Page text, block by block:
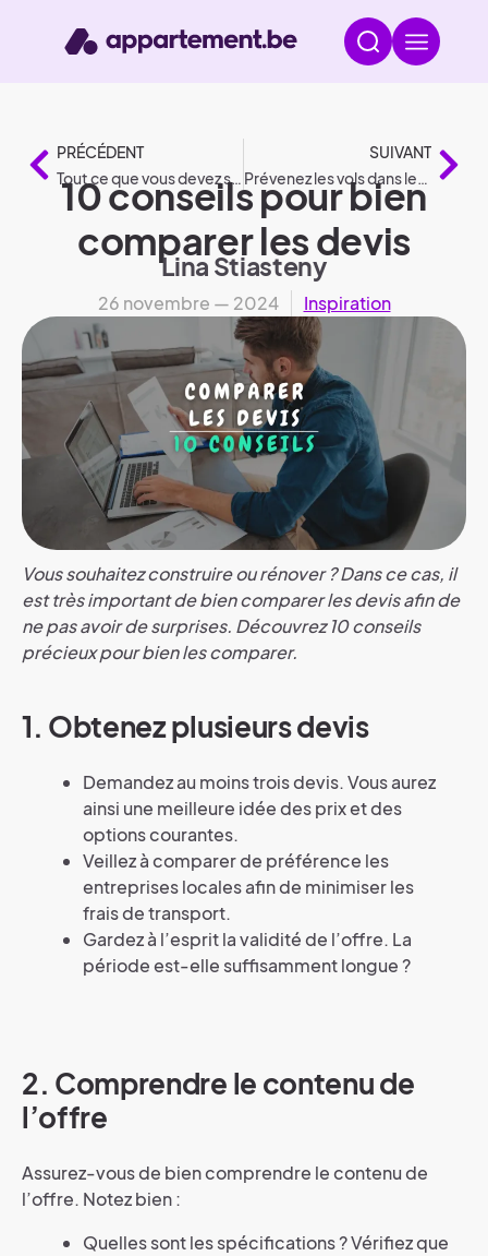
PRÉCÉDENT
Tout ce que vous devez savoir sur les devis
SUIVANT
Prévenez les vols dans les jardins grâce à ces 7 mesures
10 conseils pour bien
comparer les devis
Lina Stiasteny
26 novembre — 2024 Inspiration
Vous souhaitez construire ou rénover ? Dans ce cas, il
est très important de bien comparer les devis afin de
ne pas avoir de surprises. Découvrez 10 conseils
précieux pour bien les comparer.
1. Obtenez plusieurs devis
Demandez au moins trois devis. Vous aurez
ainsi une meilleure idée des prix et des
options courantes.
Veillez à comparer de préférence les
entreprises locales afin de minimiser les
frais de transport.
Gardez à l’esprit la validité de l’offre. La
période est-elle suffisamment longue ?
2. Comprendre le contenu de
l’offre
Assurez-vous de bien comprendre le contenu de
l’offre. Notez bien :
Quelles sont les spécifications ? Vérifiez que